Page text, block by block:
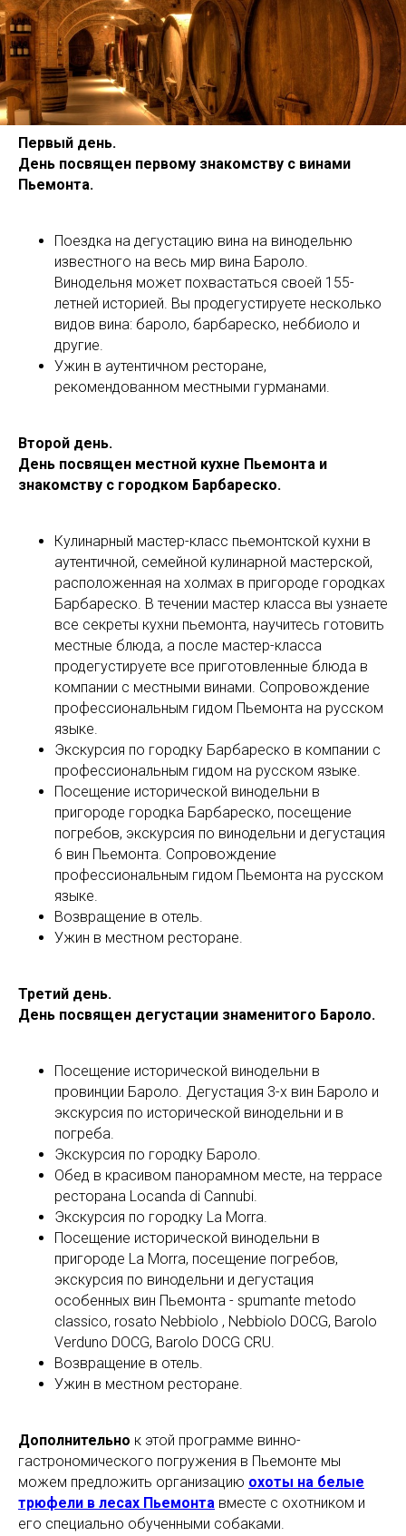
Первый день.
День посвящен первому знакомству с винами
Пьемонта.
Поездка на дегустацию вина на винодельню
известного на весь мир вина Бароло.
Винодельня может похвастаться своей 155-
летней историей. Вы продегустируете несколько
видов вина: бароло, барбареско, неббиоло и
другие.
Ужин в аутентичном ресторане,
рекомендованном местными гурманами.
Второй день.
День посвящен местной кухне Пьемонта и
знакомству с городком Барбареско.
Кулинарный мастер-класс пьемонтской кухни в
аутентичной, семейной кулинарной мастерской,
расположенная на холмах в пригороде городках
Барбареско. В течении мастер класса вы узнаете
все секреты кухни пьемонта, научитесь готовить
местные блюда, а после мастер-класса
продегустируете все приготовленные блюда в
компании с местными винами. Сопровождение
профессиональным гидом Пьемонта на русском
языке.
Экскурсия по городку Барбареско в компании с
профессиональным гидом на русском языке.
Посещение исторической винодельни в
пригороде городка Барбареско, посещение
погребов, экскурсия по винодельни и дегустация
6 вин Пьемонта. Сопровождение
профессиональным гидом Пьемонта на русском
языке.
Возвращение в отель.
Ужин в местном ресторане.
Третий день.
День посвящен дегустации знаменитого Бароло.
Посещение исторической винодельни в
провинции Бароло. Дегустация 3-х вин Бароло и
экскурсия по исторической винодельни и в
погреба.
Экскурсия по городку Бароло.
Обед в красивом панорамном месте, на террасе
ресторана Locanda di Cannubi.
Экскурсия по городку La Morra.
Посещение исторической винодельни в
пригороде La Мorra, посещение погребов,
экскурсия по винодельни и дегустация
особенных вин Пьемонта - spumante metodo
classico, rosato Nebbiolo , Nebbiolo DOCG, Barolo
Verduno DOCG, Barolo DOCG CRU.
Возвращение в отель.
Ужин в местном ресторане.
Дополнительно к этой программе винно-
гастрономического погружения в Пьемонте мы
можем предложить организацию охоты на белые
трюфели в лесах Пьемонта вместе с охотником и
его специально обученными собаками.